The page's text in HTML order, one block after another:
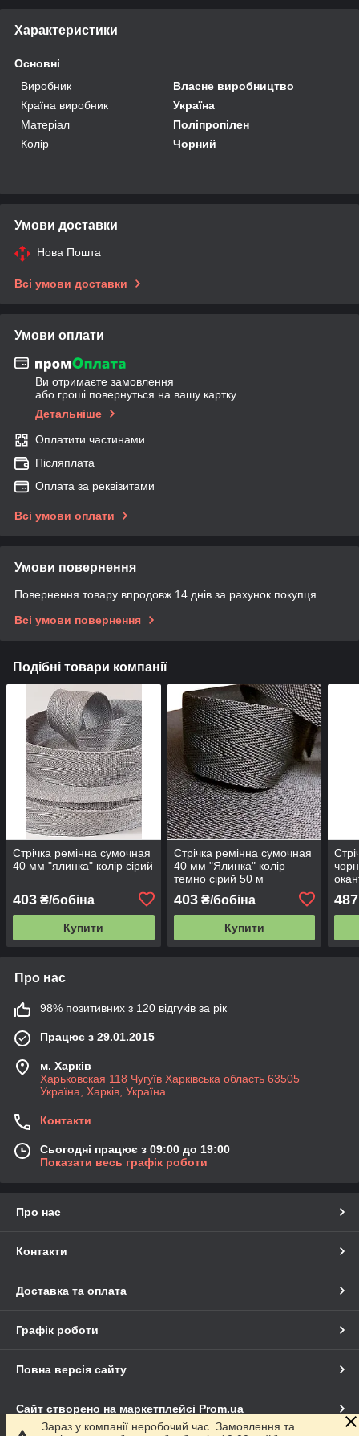
Характеристики
Основні
Виробник
Власне виробництво
Країна виробник
Україна
Матеріал
Поліпропілен
Колір
Чорний
Умови доставки
Нова Пошта
Всі умови доставки
Умови оплати
Ви отримаєте замовлення
або гроші повернуться на вашу картку
Детальніше
Оплатити частинами
Післяплата
Оплата за реквізитами
Всі умови оплати
Умови повернення
Повернення товару впродовж 14 днів за рахунок покупця
Всі умови повернення
Подібні товари компанії
Стрічка ремінна сумочная
40 мм "ялинка" колір сірий
403 ₴/бобіна
Купити
Стрічка ремінна сумочная
40 мм "Ялинка" колір
темно сірий 50 м
403₴/бобіна
Купити
487
Про нас
98% позитивних з 120 відгуків за рік
Працює з 29.01.2015
м. Харків
Харьковская 118 Чугуїв Харківська область 63505
Україна, Харків, Україна
Контакти
Сьогодні працює з 09:00 до 19:00
Показати весь графік роботи
Про нас
Контакти
Доставка та оплата
Графік роботи
Повна версія сайту
Сайт створено на маркетплейсі Prom.ua
Зараз у компанії неробочий час. Замовлення та